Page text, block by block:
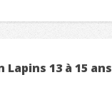
13 à 15 ans